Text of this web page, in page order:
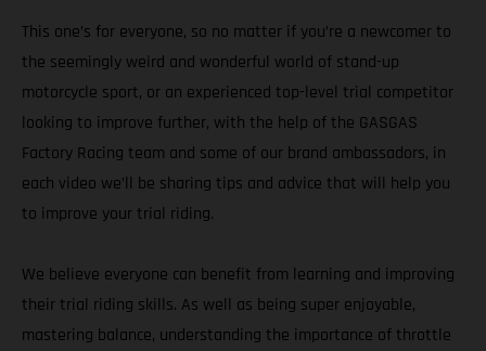
This one’s for everyone, so no matter if you’re a newcomer to
the seemingly weird and wonderful world of stand-up
motorcycle sport, or an experienced top-level trial competitor
looking to improve further, with the help of the GASGAS
Factory Racing team and some of our brand ambassadors, in
each video we’ll be sharing tips and advice that will help you
to improve your trial riding.
We believe everyone can benefit from learning and improving
their trial riding skills. As well as being super enjoyable,
mastering balance, understanding the importance of throttle